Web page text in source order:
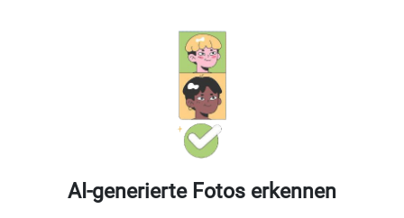
AI-generierte Fotos erkennen